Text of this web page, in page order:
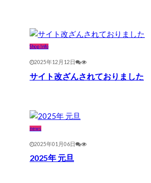
Shop Info
2025年12月12日
サイト改ざんされておりました
news
2025年01月06日
2025年 元旦